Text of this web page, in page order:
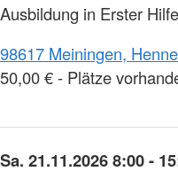
Ausbildung in Erster
98617 Meiningen,
50,00 € - Plätze
Sa. 21.11.2026 8:00 -